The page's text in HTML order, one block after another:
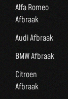
Alfa Romeo
Afbraak
Audi Afbraak
BMW Afbraak
Citroen
Afbraak